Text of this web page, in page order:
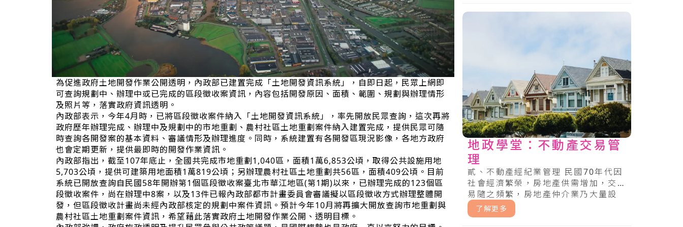
為促進政府土地開發作業公開透明，內政部已建置完成「土地開發資訊系統」，自即日起，民眾上網即
可查詢規劃中、辦理中或已完成的區段徵收案資訊，內容包括開發原因、面積、範圍、規劃與辦理情形
及照片等，落實政府資訊透明。
內政部表示，今年4月時，已將區段徵收案件納入「土地開發資訊系統」，率先開放民眾查詢，這次再將
政府歷年辦理完成、辦理中及規劃中的市地重劃、農村社區土地重劃案件納入建置完成，提供民眾可隨
時查詢各開發案的基本資料、審議情形及辦理進度。同時，系統建置有各開發區現況影像，各地方政府
也會定期更新，提供最即時的開發作業資訊。
內政部指出，截至107年底止，全國共完成市地重劃1,040區，面積1萬6,853公頃，取得公共設施用地
5,703公頃，提供可建築用地面積1萬819公頃；另辦理農村社區土地重劃共56區，面積409公頃。目前
系統已開放查詢自民國58年開辦第1個區段徵收案臺北市華江地區(第1期)以來，已辦理完成的123個區
段徵收案件，尚在辦理中8案，以及13件已報內政部都市計畫委員會審議擬以區段徵收方式辦理整體開
發，但區段徵收計畫尚未經內政部核定的規劃中案件資訊。預計今年10月將再擴大開放查詢市地重劃與
農村社區土地重劃案件資訊，希望藉此落實政府土地開發作業公開、透明目標。
地政學堂：不動產交易管
理
貳、不動產經紀業管理 民國70年代因
社會經濟繁榮，房地產供需增加，交
易隨之頻繁，房地產仲介業乃大量設
立。惟仲介業務組織型態及.....
了解更多